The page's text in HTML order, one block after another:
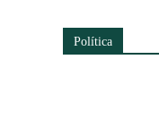
Política